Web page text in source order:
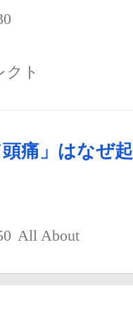
クト
頭痛」はなぜ起
All About